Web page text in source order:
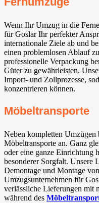
Wenn Ihr Umzug in die
für Goslar Ihr perfekter
internationale Ziele ab und
einen problemlosen Ablauf
professionelle Verpackung
Güter zu gewährleisten.
Import- und Zollprozesse,
konzentrieren können.
Möbeltransporte
Neben kompletten Umzügen
Möbeltransporte an. Ganz
oder eine ganze Einrichtung
besonderer Sorgfalt. Unsere
Demontage und Montage
Umzugsunternehmen für
verlässliche Lieferungen mit
während des